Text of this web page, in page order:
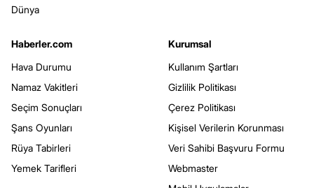
Dünya
Haberler.com
Hava Durumu
Namaz Vakitleri
Seçim Sonuçları
Şans Oyunları
Rüya Tabirleri
Yemek Tarifleri
Kurumsal
Kullanım Şartları
Gizlilik Politikası
Çerez Politikası
Kişisel Verilerin Korunması
Veri Sahibi Başvuru Formu
Webmaster